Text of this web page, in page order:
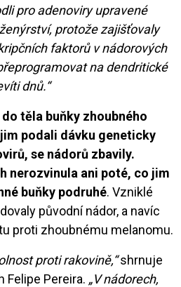
pro adenoviry upravené
protože zajišťovaly
faktorů v nádorových
na dendritické
dnů.“
těla buňky zhoubného
podali dávku geneticky
se nádorů zbavily.
nerozvinula ani poté, co jim
buňky podruhé. Vzniklé
původní nádor, a navíc
proti zhoubnému melanomu.
proti rakovině,“shrnuje
Felipe Pereira. „V nádorech,